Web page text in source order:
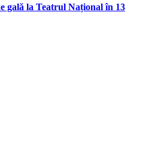
gală la Teatrul Național în 13